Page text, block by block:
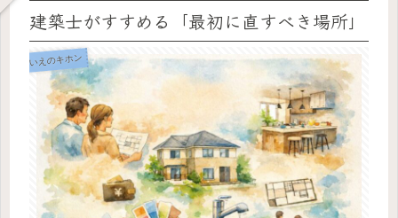
建築士がすすめる「最初に直すべき場所」
いえのキホン